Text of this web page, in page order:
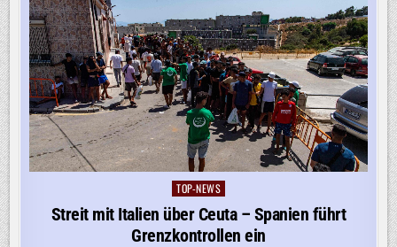
Posted
in
TOP-NEWS
Streit mit Italien über Ceuta – Spanien führt
Grenzkontrollen ein